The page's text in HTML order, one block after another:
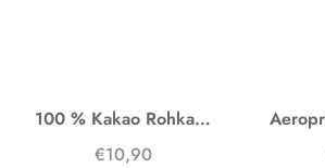
100 % Kakao Rohkakao
€10,90